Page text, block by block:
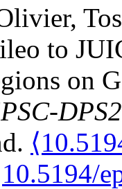
,
to
on
10.5194/